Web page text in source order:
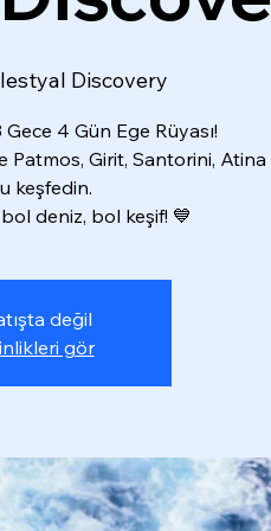
Discovery
4 Gün Ege Rüyası!
Patmos, Girit, Santorini,
keşfedin.
deniz, bol keşif! 💙
değil
gör